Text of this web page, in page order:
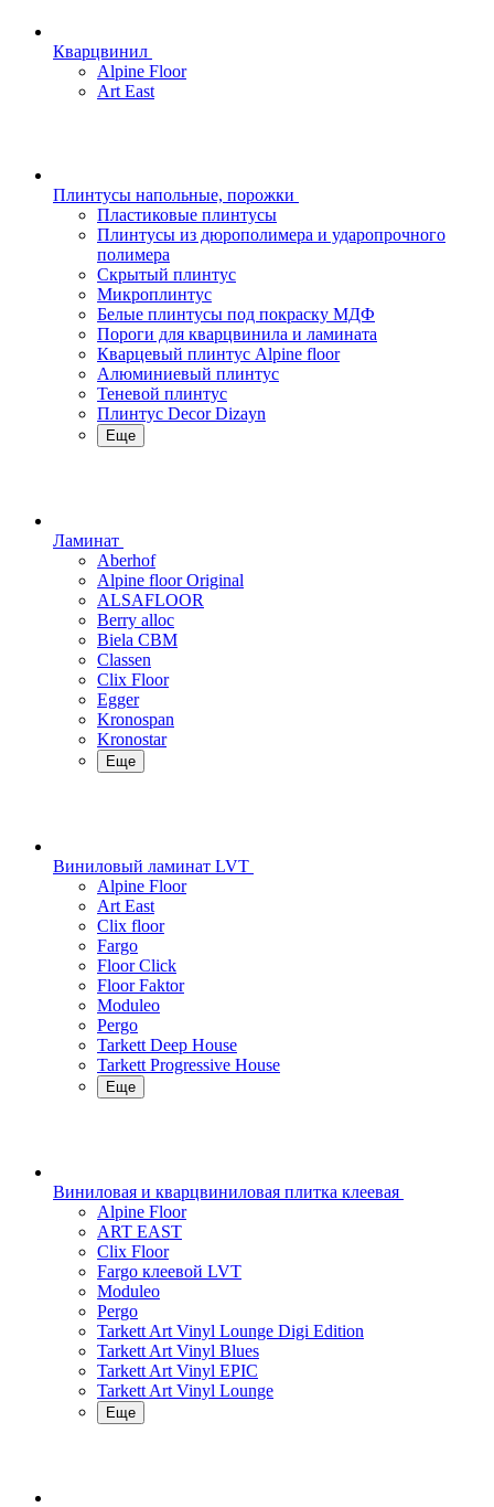
Кварцвинил
Alpine Floor
Art East
Плинтусы напольные, порожки
Пластиковые плинтусы
Плинтусы из дюрополимера и ударопрочного
полимера
Скрытый плинтус
Микроплинтус
Белые плинтусы под покраску МДФ
Пороги для кварцвинила и ламината
Кварцевый плинтус Alpine floor
Алюминиевый плинтус
Теневой плинтус
Плинтус Decor Dizayn
Еще
Ламинат
Aberhof
Alpine floor Original
ALSAFLOOR
Berry alloc
Biela CBM
Classen
Clix Floor
Egger
Kronospan
Kronostar
Еще
Виниловый ламинат LVT
Alpine Floor
Art East
Clix floor
Fargo
Floor Click
Floor Faktor
Moduleo
Pergo
Tarkett Deep House
Tarkett Progressive House
Еще
Виниловая и кварцвиниловая плитка клеевая
Alpine Floor
ART EAST
Clix Floor
Fargo клеевой LVT
Moduleo
Pergo
Tarkett Art Vinyl Lounge Digi Edition
Tarkett Art Vinyl Blues
Tarkett Art Vinyl EPIC
Tarkett Art Vinyl Lounge
Еще